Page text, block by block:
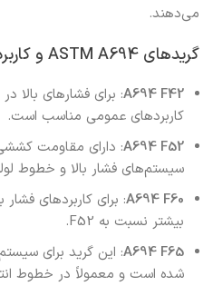
می‌دهند.
گریدهای ASTM A694 و کاربردهای آن‌ها
A694 F42: برای فشارهای
کاربردهای عمومی مناسب است.
A694 F52
سیستم‌های فشار بالا و خطوط
A694 F60: برای کاربردهای فشار
بیشتر نسبت به F52.
A694 F65: این گرید برای
شده است و معمولاً در خطوط